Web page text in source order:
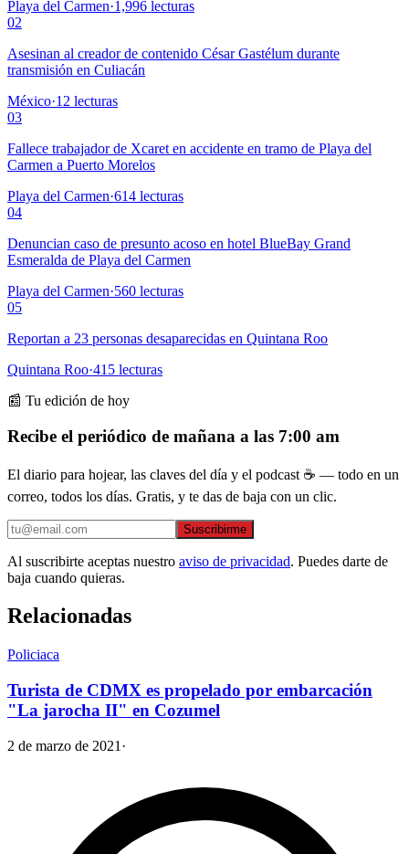
Playa del Carmen·1,996 lecturas
02
Asesinan al creador de contenido César Gastélum durante
transmisión en Culiacán
México·12 lecturas
03
Fallece trabajador de Xcaret en accidente en tramo de Playa del
Carmen a Puerto Morelos
Playa del Carmen·614 lecturas
04
Denuncian caso de presunto acoso en hotel BlueBay Grand
Esmeralda de Playa del Carmen
Playa del Carmen·560 lecturas
05
Reportan a 23 personas desaparecidas en Quintana Roo
Quintana Roo·415 lecturas
📰 Tu edición de hoy
Recibe el periódico de mañana a las 7:00 am
El diario para hojear, las claves del día y el podcast ☕ — todo en un
correo, todos los días. Gratis, y te das de baja con un clic.
Suscribirme
Al suscribirte aceptas nuestro aviso de privacidad. Puedes darte de
baja cuando quieras.
Relacionadas
Policiaca
Turista de CDMX es propelado por embarcación
"La jarocha II" en Cozumel
2 de marzo de 2021 ·